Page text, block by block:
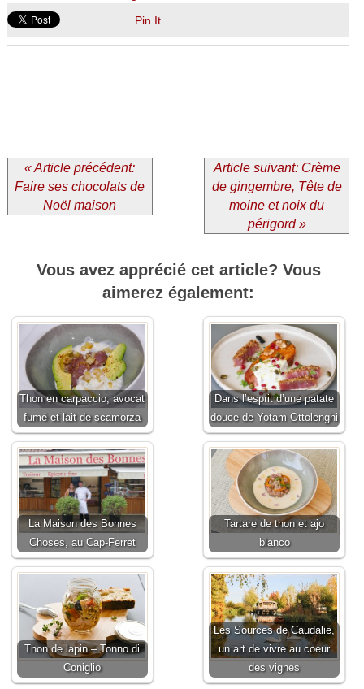
Pin It
« Article précédent:
Faire ses chocolats de
Noël maison
Article suivant: Crème
de gingembre, Tête de
moine et noix du
périgord »
Vous avez apprécié cet article? Vous
aimerez également:
Thon en carpaccio, avocat
fumé et lait de scamorza
Dans l’esprit d’une patate
douce de Yotam Ottolenghi
La Maison des Bonnes
Choses, au Cap-Ferret
Tartare de thon et ajo
blanco
Thon de lapin – Tonno di
Coniglio
Les Sources de Caudalie,
un art de vivre au coeur
des vignes